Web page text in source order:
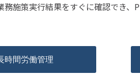
施策実行結果をすぐに確認でき、
時間労働管理